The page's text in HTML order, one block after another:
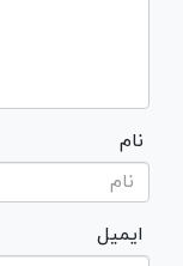
نام
ایمیل